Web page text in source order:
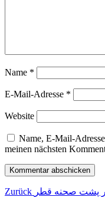
Name *
E-Mail-Adresse *
Website
Name, E-Mail-
meinen nächsten
Zurück Vorheriger